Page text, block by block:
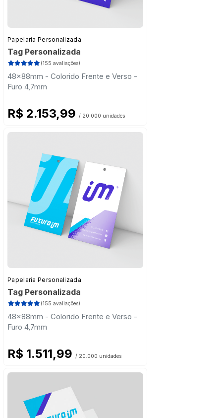
Papelaria Personalizada
Tag Personalizada
(155 avaliações)
48x88mm - Colorido Frente e Verso -
Furo 4,7mm
R$ 2.153,99 / 20.000 unidades
Papelaria Personalizada
Tag Personalizada
(155 avaliações)
48x88mm - Colorido Frente e Verso -
Furo 4,7mm
R$ 1.511,99 / 20.000 unidades